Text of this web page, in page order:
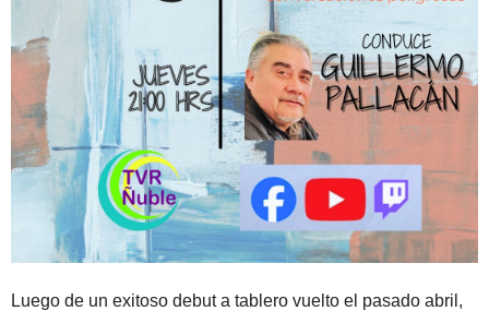
Luego de un exitoso debut a tablero vuelto el pasado abril,